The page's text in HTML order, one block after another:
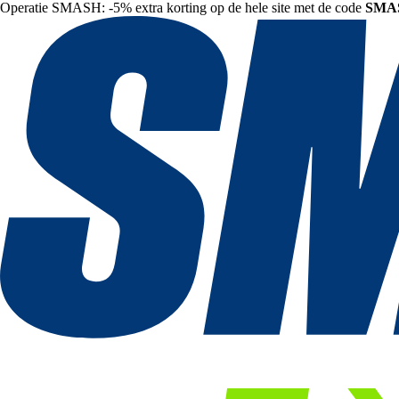
Operatie SMASH: -5% extra korting op de hele site met de code